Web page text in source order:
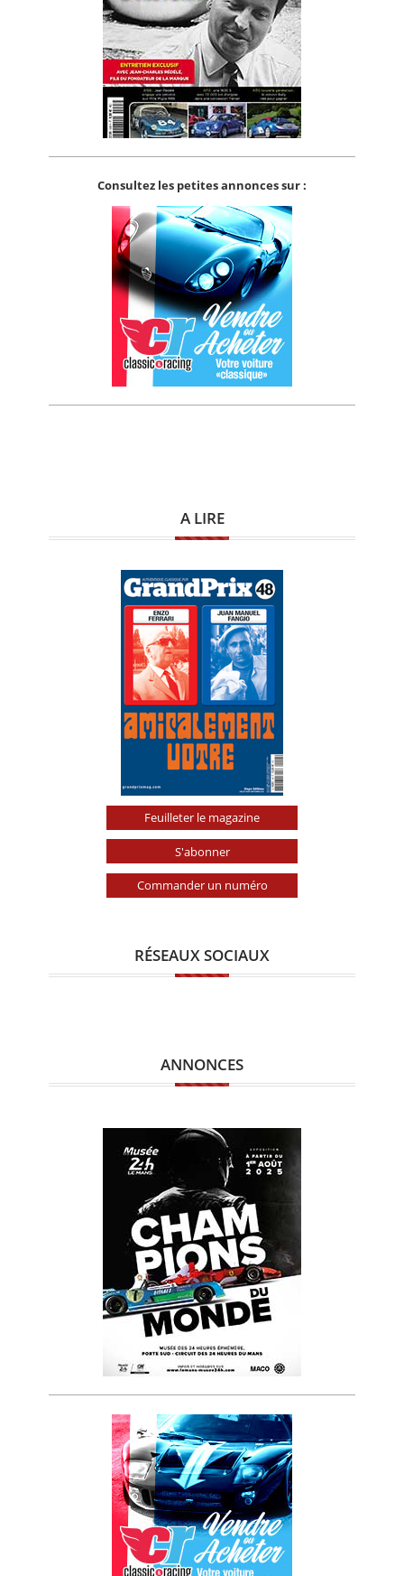
Consultez les petites annonces sur :
A LIRE
Feuilleter le magazine
S'abonner
Commander un numéro
RÉSEAUX SOCIAUX
ANNONCES